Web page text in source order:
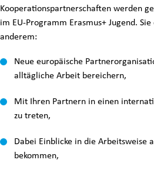
Kooperationspartnerschaften werden
im EU-Programm Erasmus+ Jugend.
anderem:
Neue europäische
alltägliche Arbeit bereichern,
Mit Ihren Partnern in einen
zu treten,
Dabei Einblicke in die Arbeitsweise
bekommen,